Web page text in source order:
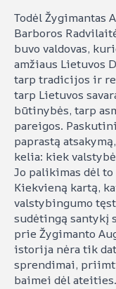
Todėl Žygimantas
Barboros
buvo valdovas,
amžiaus Lietuvos
tarp tradicijos ir
tarp Lietuvos
būtinybės, tarp
pareigos.
paprastą
kelia: kiek
Jo palikimas dėl
Kiekvieną kartą,
valstybingumo
sudėtingą santykį
prie Žygimanto
istorija nėra tik
sprendimai,
baimei dėl ateities.